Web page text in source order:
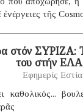
τῆς
στόν ΣΥΡΙΖΑ:
του στήν
Εφημερίς Εστία
καθολικός...